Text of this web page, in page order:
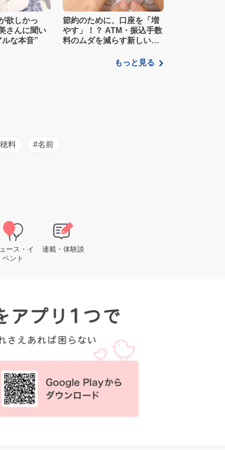
欲しかっ
さんに聞い
な本音”
節約のために、口座を「増
やす」！？ ATM・振込手数
料のムダを減らす新しい家
もっと見る
料 #名前
ース・イ
ベント
連載・体験談